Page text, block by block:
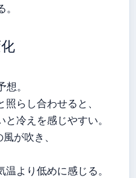
。
らし合わせると、
冷えを感じやすい。
が吹き、
より低めに感じる。